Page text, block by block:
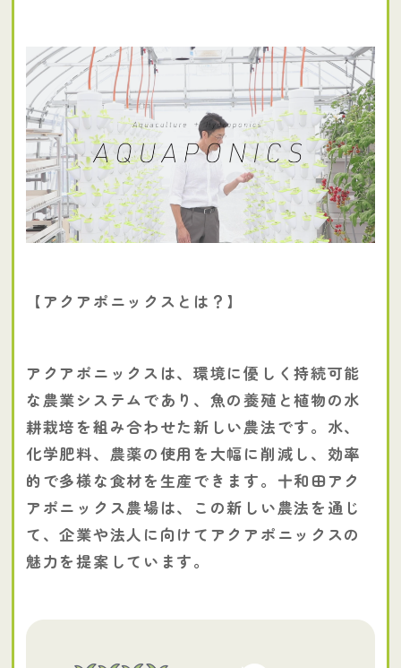
【アクアポニックスとは？】
アクアポニックスは、環境に優しく持続可能
な農業システムであり、魚の養殖と植物の水
耕栽培を組み合わせた新しい農法です。水、
化学肥料、農薬の使用を大幅に削減し、効率
的で多様な食材を生産できます。十和田アク
アポニックス農場は、この新しい農法を通じ
て、企業や法人に向けてアクアポニックスの
魅力を提案しています。